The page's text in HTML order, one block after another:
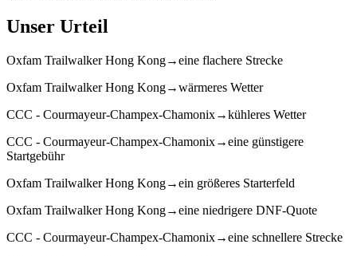
Unser Urteil
Oxfam Trailwalker Hong Kong→eine flachere Strecke
Oxfam Trailwalker Hong Kong→wärmeres Wetter
CCC - Courmayeur-Champex-Chamonix→kühleres Wetter
CCC - Courmayeur-Champex-Chamonix→eine günstigere
Startgebühr
Oxfam Trailwalker Hong Kong→ein größeres Starterfeld
Oxfam Trailwalker Hong Kong→eine niedrigere DNF-Quote
CCC - Courmayeur-Champex-Chamonix→eine schnellere Strecke